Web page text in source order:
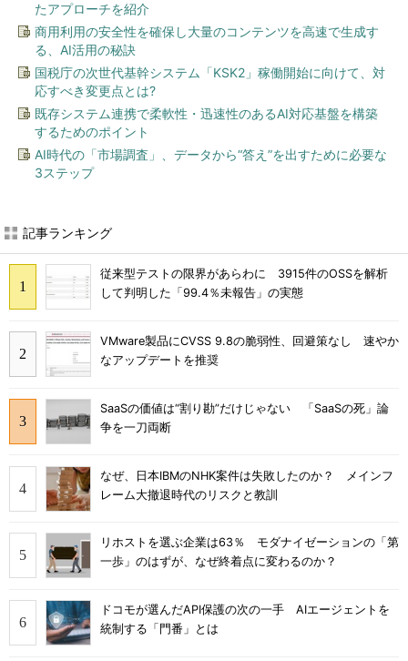
たアプローチを紹介
商用利用の安全性を確保し大量のコンテンツを高速で生成す
る、AI活用の秘訣
国税庁の次世代基幹システム「KSK2」稼働開始に向けて、対
応すべき変更点とは?
既存システム連携で柔軟性・迅速性のあるAI対応基盤を構築
するためのポイント
AI時代の「市場調査」、データから“答え”を出すために必要な
3ステップ
記事ランキング
従来型テストの限界があらわに 3915件のOSSを解析
して判明した「99.4％未報告」の実態
VMware製品にCVSS 9.8の脆弱性、回避策なし 速やか
なアップデートを推奨
SaaSの価値は“割り勘”だけじゃない 「SaaSの死」論
争を一刀両断
なぜ、日本IBMのNHK案件は失敗したのか？ メインフ
レーム大撤退時代のリスクと教訓
リホストを選ぶ企業は63％ モダナイゼーションの「第
一歩」のはずが、なぜ終着点に変わるのか？
ドコモが選んだAPI保護の次の一手 AIエージェントを
統制する「門番」とは